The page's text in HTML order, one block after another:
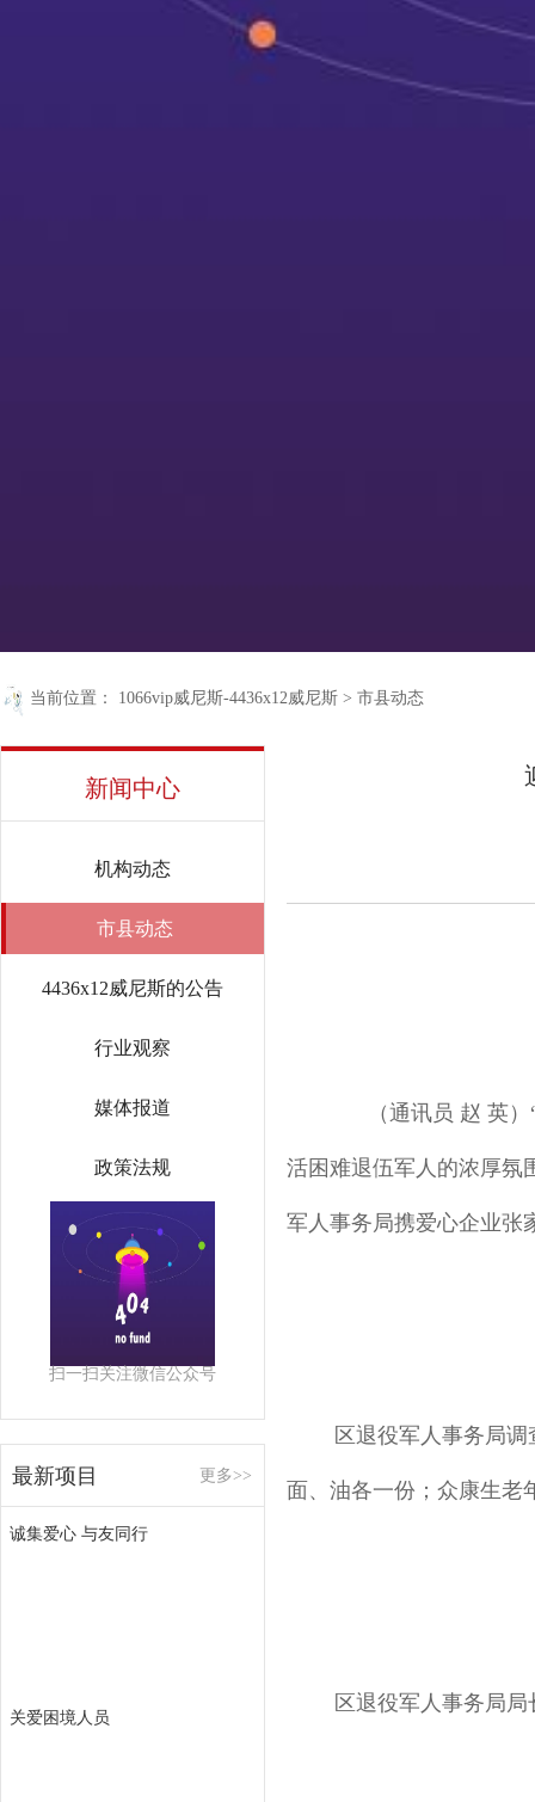
当前位置： 1066vip威尼斯-4436x12威尼斯 > 市县动态
新闻中心
机构动态
市县动态
4436x12威尼斯的公告
行业观察
媒体报道
政策法规
扫一扫关注微信公众号
最新项目 更多>>
诚集爱心 与友同行
关爱困境人员
（通讯员 赵 英）“
活困难退伍军人的浓厚氛
军人事务局携爱心企业张
区退役军人事务局
面、油各一份；众康生老
区退役军人事务局